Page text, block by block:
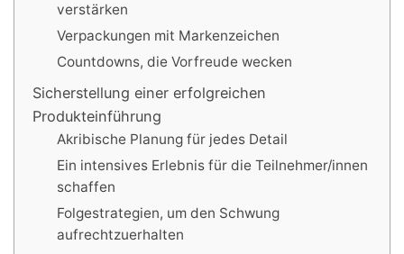
verstärken
Verpackungen mit Markenzeichen
Countdowns, die Vorfreude wecken
Sicherstellung einer erfolgreichen
Produkteinführung
Akribische Planung für jedes Detail
Ein intensives Erlebnis für die Teilnehmer/innen
schaffen
Folgestrategien, um den Schwung
aufrechtzuerhalten